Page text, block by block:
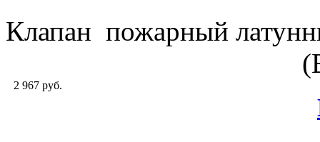
Клапан пожарный
2 967 руб.